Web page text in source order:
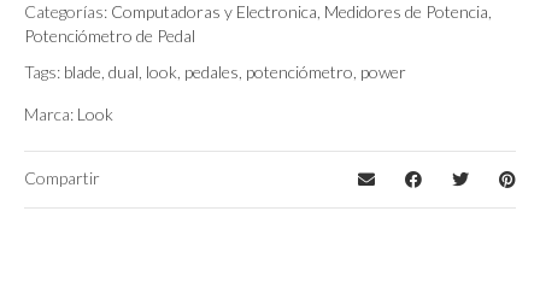
Categorías: Computadoras y Electronica, Medidores de Potencia,
Potenciómetro de Pedal
Tags: blade, dual, look, pedales, potenciómetro, power
Marca: Look
Compartir